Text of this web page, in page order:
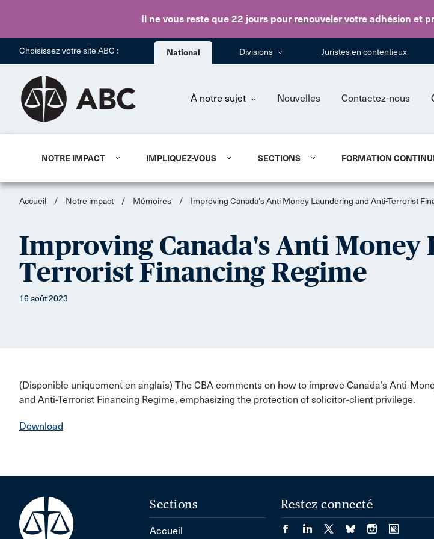
Il ne vous reste que 22 jourspour renouveler votre adhésion et
Choisissez votre site ABC : National Divisions Juristes en contentieux
À notre sujet Nouvelles Contactez-nous
NOTRE IMPACT IMPLIQUEZ-VOUS SECTIONS FORMATION
Accueil / Notre impact / Mémoires / Improving Canada's Anti Money Laundering and Anti-Terrorist
Improving Canada's Anti
Terrorist Financing Regime
16 août 2023
(Disponible uniquement en anglais) The CBA comments on how to improve Canada’s Anti-
and Anti-Terrorist Financing Regime, emphasizing the protection of solicitor-client privilege.
Download
Sections
Accueil
Restez connecté